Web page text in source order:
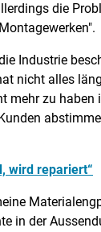
die
Industrie
nicht alles
zu haben
wird repariert“
in der